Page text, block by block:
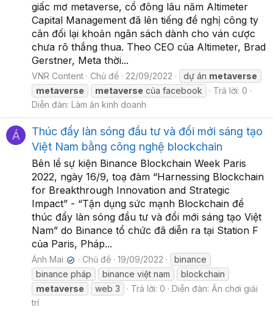
giấc mơ metaverse, cổ đông lâu năm Altimeter
Capital Management đã lên tiếng đề nghị công ty
cân đối lại khoản ngân sách dành cho ván cược
chưa rõ thắng thua. Theo CEO của Altimeter, Brad
Gerstner, Meta thời...
VNR Content Chủ đề 22/09/2022 dự án metaverse
metaverse
metaverse của facebook
Trả lời: 0
Diễn đàn: Làm ăn kinh doanh
Á
Thúc đẩy làn sóng đầu tư và đổi mới sáng tạo
Việt Nam bằng công nghệ blockchain
Bên lề sự kiện Binance Blockchain Week Paris
2022, ngày 16/9, toạ đàm “Harnessing Blockchain
for Breakthrough Innovation and Strategic
Impact” - “Tận dụng sức mạnh Blockchain để
thúc đẩy làn sóng đầu tư và đổi mới sáng tạo Việt
Nam” do Binance tổ chức đã diễn ra tại Station F
của Paris, Pháp...
Ánh Mai ✔ Chủ đề 19/09/2022
binance
binance pháp
binance việt nam
blockchain
metaverse
web 3 Trả lời: 0 Diễn đàn: Ăn chơi giải
trí